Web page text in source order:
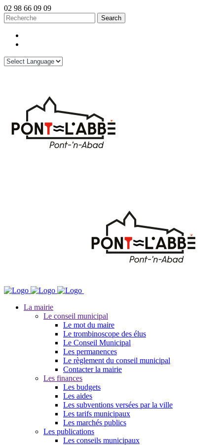
02 98 66 09 09
La mairie
Le conseil municipal
Le mot du maire
Le trombinoscope des élus
Le Conseil Municipal
Les permanences
Le règlement du conseil municipal
Contacter la mairie
Les finances
Les budgets
Les aides
Les subventions versées par la ville
Les tarifs municipaux
Les marchés publics
Les publications
Les conseils municipaux